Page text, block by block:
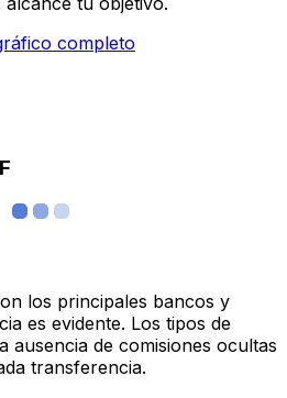
completo
los principales bancos y
es evidente. Los tipos de
ausencia de comisiones ocultas
transferencia.